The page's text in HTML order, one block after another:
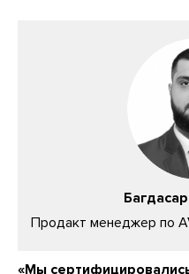
Продакт менеджер по
«Мы